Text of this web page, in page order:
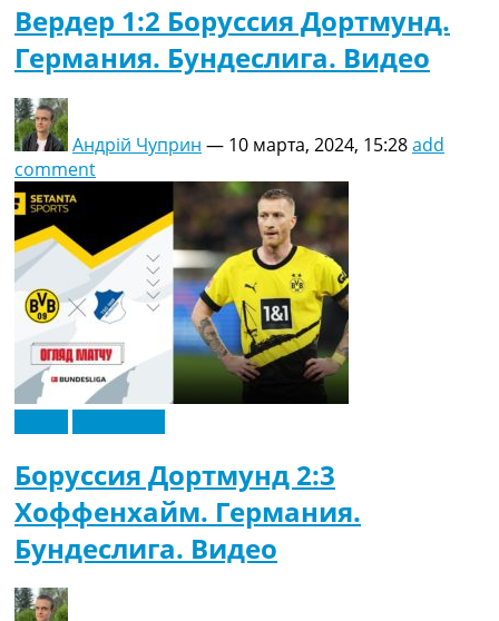
Вердер 1:2 Боруссия Дортмунд.
Германия. Бундеслига. Видео
Андрій Чуприн — 10 марта, 2024, 15:28add
comment
Боруссия Дортмунд 2:3
Хоффенхайм. Германия.
Бундеслига. Видео